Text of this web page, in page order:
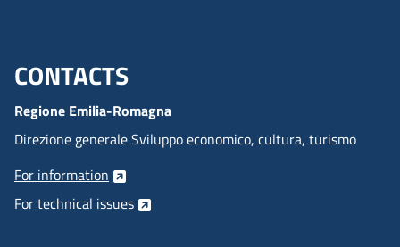
Menu footer inglese
CONTACTS
Regione Emilia-Romagna
Direzione generale Sviluppo economico, cultura, turismo
For information
For technical issues